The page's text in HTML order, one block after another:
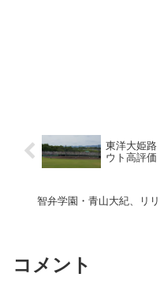
東洋大姫路
ウト高評価
智弁学園・青山大紀、リ
コメント